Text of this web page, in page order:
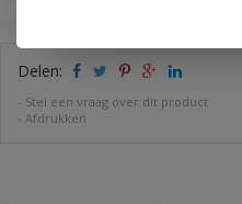
Delen:
- Stel een vraag over dit product
- Afdrukken